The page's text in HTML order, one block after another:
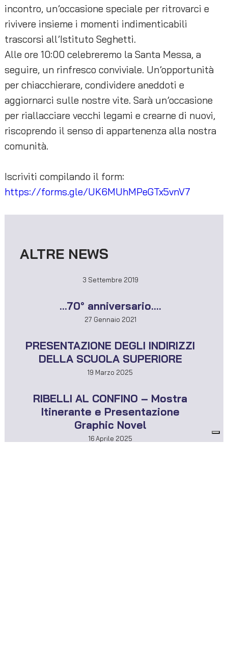
incontro, un’occasione speciale per ritrovarci e
rivivere insieme i momenti indimenticabili
trascorsi all’Istituto Seghetti.
Alle ore 10:00 celebreremo la Santa Messa, a
seguire, un rinfresco conviviale. Un’opportunità
per chiacchierare, condividere aneddoti e
aggiornarci sulle nostre vite. Sarà un’occasione
per riallacciare vecchi legami e crearne di nuovi,
riscoprendo il senso di appartenenza alla nostra
comunità.
Iscriviti compilando il form:
https://forms.gle/UK6MUhMPeGTx5vnV7
ALTRE NEWS
3 Settembre 2019
…70° anniversario….
27 Gennaio 2021
PRESENTAZIONE DEGLI INDIRIZZI
DELLA SCUOLA SUPERIORE
19 Marzo 2025
RIBELLI AL CONFINO – Mostra
Itinerante e Presentazione
Graphic Novel
16 Aprile 2025